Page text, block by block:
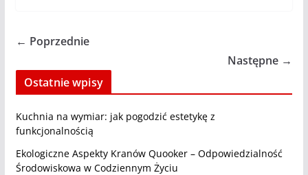
← Poprzednie
Następne →
Ostatnie wpisy
Kuchnia na wymiar: jak pogodzić estetykę z
funkcjonalnością
Ekologiczne Aspekty Kranów Quooker – Odpowiedzialność
Środowiskowa w Codziennym Życiu